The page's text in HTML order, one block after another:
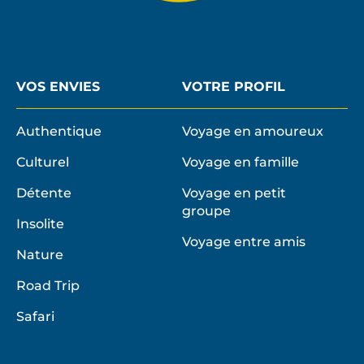
VOS ENVIES
Authentique
Culturel
Détente
Insolite
Nature
Road Trip
Safari
VOTRE PROFIL
Voyage en amoureux
Voyage en famille
Voyage en petit
groupe
Voyage entre amis